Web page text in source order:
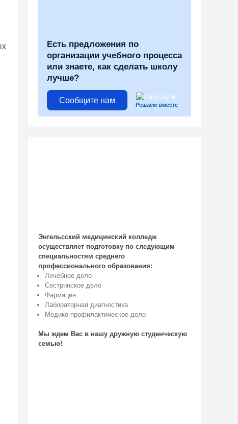
Есть предложения по
организации учебного процесса
или знаете, как сделать школу
лучше?
Сообщите нам
Решаем вместе
Энгельсский медицинский колледж
осуществляет подготовку по следующим
специальностям среднего
профессионального образования:
Лечебное дело
Сестринское дело
Фармация
Лабораторная диагностика
Медико-профилактическое дело
Мы ждем Вас в нашу дружную студенческую
семью!